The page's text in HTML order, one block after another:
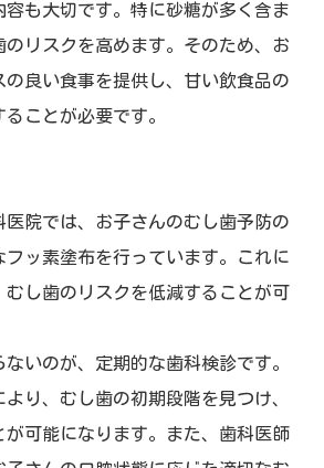
容も大切です。特に砂糖が多く含ま
のリスクを高めます。そのため、お
の良い食事を提供し、甘い飲食品の
ことが必要です。
医院では、お子さんのむし歯予防の
フッ素塗布を行っています。これに
むし歯のリスクを低減することが可
いのが、定期的な歯科検診です。
り、むし歯の初期段階を見つけ、
が可能になります。また、歯科医師